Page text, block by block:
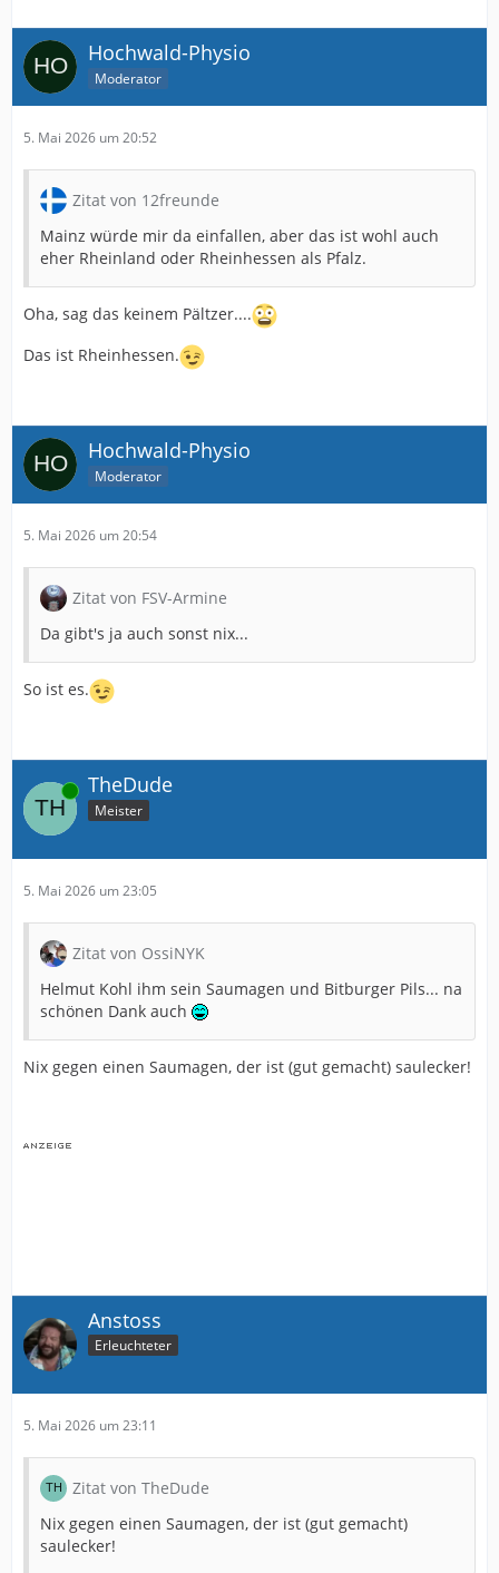
Hochwald-Physio
Moderator
5. Mai 2026 um 20:52
Zitat von 12freunde
Mainz würde mir da einfallen, aber das ist wohl auch
eher Rheinland oder Rheinhessen als Pfalz.
Oha, sag das keinem Pältzer....
Das ist Rheinhessen.
Hochwald-Physio
Moderator
5. Mai 2026 um 20:54
Zitat von FSV-Armine
Da gibt's ja auch sonst nix...
So ist es.
Online TheDude
Meister
5. Mai 2026 um 23:05
Zitat von OssiNYK
Helmut Kohl ihm sein Saumagen und Bitburger Pils... na
schönen Dank auch
Nix gegen einen Saumagen, der ist (gut gemacht) saulecker!
Anstoss
Erleuchteter
5. Mai 2026 um 23:11
Zitat von TheDude
Nix gegen einen Saumagen, der ist (gut gemacht)
saulecker!